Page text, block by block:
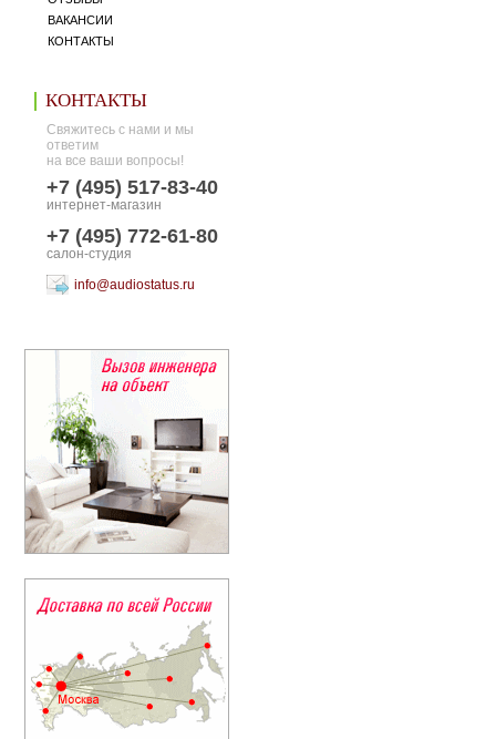
ВАКАНСИИ
КОНТАКТЫ
КОНТАКТЫ
Свяжитесь с нами и мы
ответим
на все ваши вопросы!
+7 (495) 517-83-40
интернет-магазин
+7 (495) 772-61-80
салон-студия
info@audiostatus.ru